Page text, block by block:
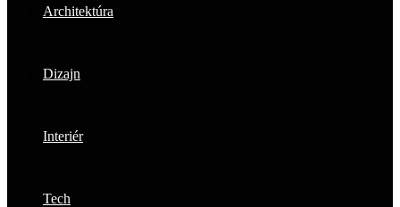
Architektúra
Dizajn
Interiér
Tech